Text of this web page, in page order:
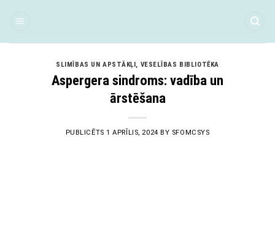
SLIMĪBAS UN APSTĀKĻI, VESELĪBAS BIBLIOTĒKA
Aspergera sindroms: vadība un
ārstēšana
PUBLICĒTS1 APRĪLIS, 2024 BY SFOMCSYS